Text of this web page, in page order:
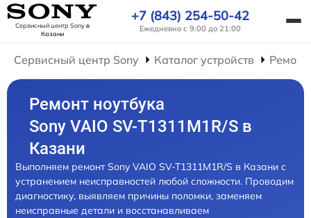
Сервисный центр Sonyв
Казани
+7 (843) 254-50-42
Ежедневно с 9:00 до 21:00
Сервисный центр Sony Каталог устройств
Ремонт ноутбука
Sony VAIO SV-T1311M1R/S в
Казани
Выполняем ремонт Sony VAIO SV-T1311M1R/S в Казани с
устранением неисправностей любой сложности. Проводим
диагностику, выявляем причины поломки, заменяем
неисправные детали и восстанавливаем